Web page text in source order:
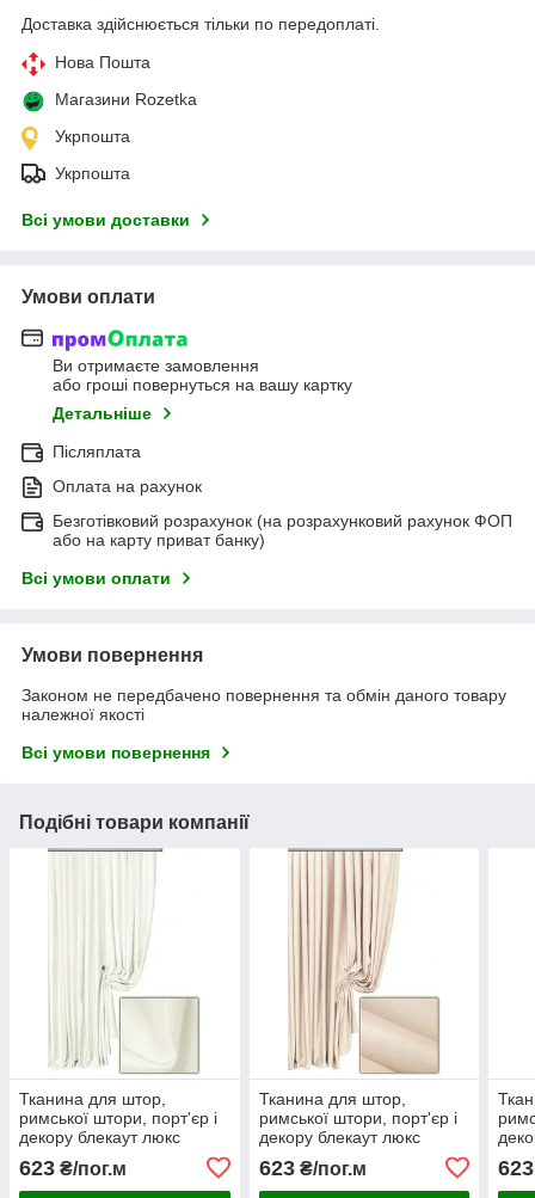
Доставка здійснюється тільки по передоплаті.
Нова Пошта
Магазини Rozetka
Укрпошта
Укрпошта
Всі умови доставки
Умови оплати
Ви отримаєте замовлення
або гроші повернуться на вашу картку
Детальніше
Післяплата
Оплата на рахунок
Безготівковий розрахунок (на розрахунковий рахунок ФОП
або на карту приват банку)
Всі умови оплати
Умови повернення
Законом не передбачено повернення та обмін даного товару
належної якості
Всі умови повернення
Подібні товари компанії
Тканина для штор,
римської штори, порт'єр і
декору блекаут люкс
623 ₴/пог.м
Тканина для штор,
римської штори, порт'єр і
декору блекаут люкс
623₴/пог.м 623